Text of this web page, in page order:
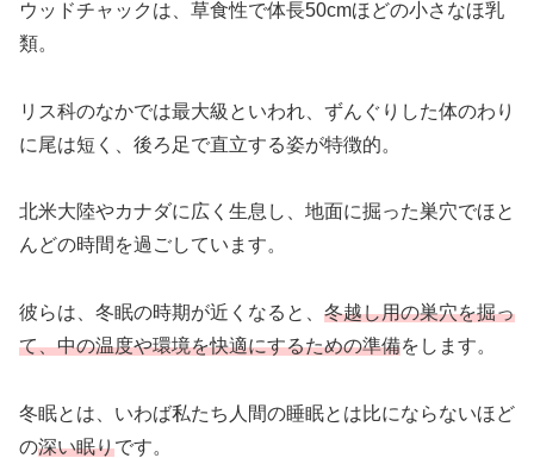
ウッドチャックは、草食性で体長50cmほどの小さなほ乳
類。
リス科のなかでは最大級といわれ、ずんぐりした体のわり
に尾は短く、後ろ足で直立する姿が特徴的。
北米大陸やカナダに広く生息し、地面に掘った巣穴でほと
んどの時間を過ごしています。
彼らは、冬眠の時期が近くなると、 冬越し用の巣穴を掘っ
て、中の温度や環境を快適にするための準備をします。
冬眠とは、いわば私たち人間の睡眠とは比にならないほど
の深い眠りです。